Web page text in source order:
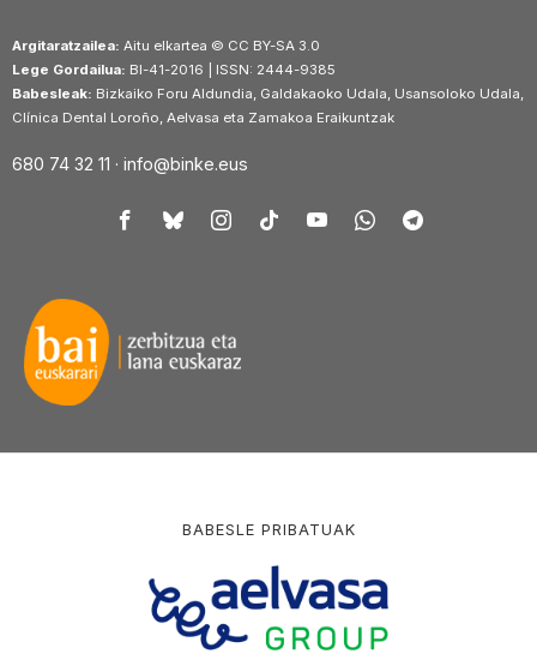
Argitaratzailea: Aitu elkartea © CC BY-SA 3.0
Lege Gordailua: BI-41-2016 | ISSN: 2444-9385
Babesleak: Bizkaiko Foru Aldundia, Galdakaoko Udala, Usansoloko Udala,
Clínica Dental Loroño, Aelvasa eta Zamakoa Eraikuntzak
680 74 32 11 · info@binke.eus
BABESLE PRIBATUAK